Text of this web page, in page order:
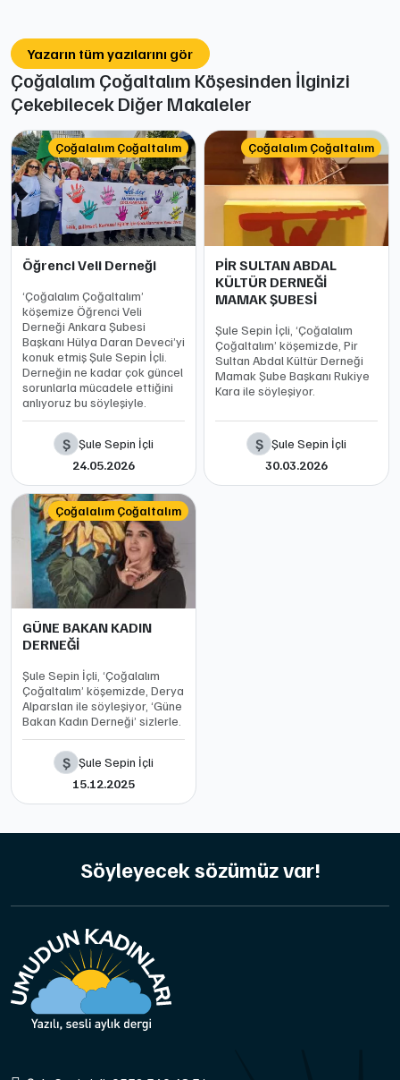
Yazarın tüm yazılarını gör
Çoğalalım Çoğaltalım Köşesinden İlginizi
Çekebilecek Diğer Makaleler
Çoğalalım Çoğaltalım
Öğrenci Veli Derneği
‘Çoğalalım Çoğaltalım’
köşemize Öğrenci Veli
Derneği Ankara Şubesi
Başkanı Hülya Daran Deveci’yi
konuk etmiş Şule Sepin İçli.
Derneğin ne kadar çok güncel
sorunlarla mücadele ettiğini
anlıyoruz bu söyleşiyle.
Ş Şule Sepin İçli
24.05.2026
Çoğalalım Çoğaltalım
PİR SULTAN ABDAL
KÜLTÜR DERNEĞİ
MAMAK ŞUBESİ
Şule Sepin İçli, ‘Çoğalalım
Çoğaltalım’ köşemizde, Pir
Sultan Abdal Kültür Derneği
Mamak Şube Başkanı Rukiye
Kara ile söyleşiyor.
Ş Şule Sepin İçli
30.03.2026
Çoğalalım Çoğaltalım
GÜNE BAKAN KADIN
DERNEĞİ
Şule Sepin İçli, ‘Çoğalalım
Çoğaltalım’ köşemizde, Derya
Alparslan ile söyleşiyor, ‘Güne
Bakan Kadın Derneği’ sizlerle.
Ş Şule Sepin İçli
15.12.2025
Söyleyecek sözümüz var!